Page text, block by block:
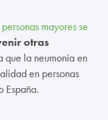
mayores se
otras
que la neumonía en
en personas
España.